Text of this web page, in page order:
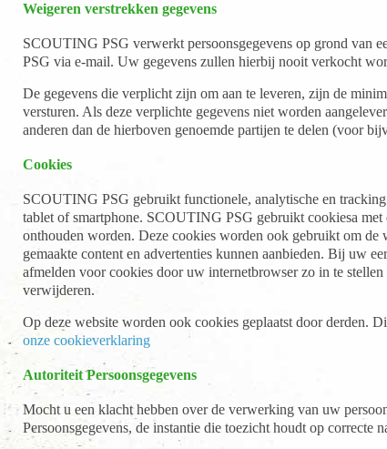
Weigeren verstrekken gegevens
SCOUTING PSG verwerkt persoonsgegevens op grond van
PSG via e-mail. Uw gegevens zullen hierbij nooit verkocht
De gegevens die verplicht zijn om aan te leveren, zijn de
versturen. Als deze verplichte gegevens niet worden
anderen dan de hierboven genoemde partijen te delen (voor
Cookies
SCOUTING PSG gebruikt functionele, analytische en
tablet of smartphone. SCOUTING PSG gebruikt cookiesa
onthouden worden. Deze cookies worden ook gebruikt om de
gemaakte content en advertenties kunnen aanbieden. Bij uw
afmelden voor cookies door uw internetbrowser zo in te
verwijderen.
Op deze website worden ook cookies geplaatst door derden.
onze cookieverklaring
Autoriteit Persoonsgegevens
Mocht u een klacht hebben over de verwerking van uw
Persoonsgegevens, de instantie die toezicht houdt op correcte